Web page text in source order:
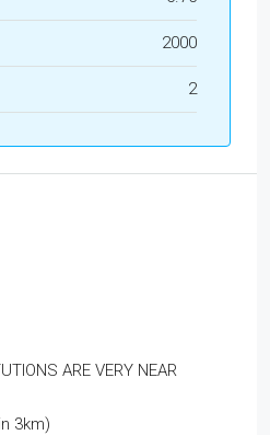
2000
2
ARE VERY NEAR
3km)